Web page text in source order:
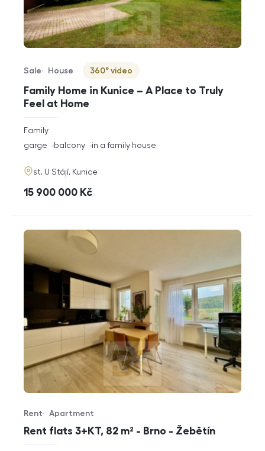
Family Home in Kunice – A Place to Truly
Feel at Home
Offer type
Sale
Property type
House
Virtuální prohlídka
360° video
rozměry
disposition
Family
funkce
garge balcony in a family house
adresa
st. U Stájí, Kunice
cena
15 900 000 Kč
Rent flats 3+KT, 82 m² - Brno - Žebětín
Offer type
Rent
Property type
Apartment